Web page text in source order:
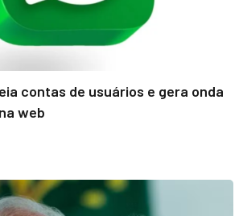
contas de usuários e gera onda
web